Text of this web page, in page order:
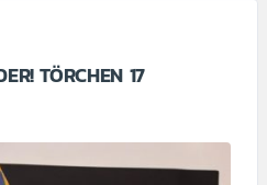
TÖRCHEN 17